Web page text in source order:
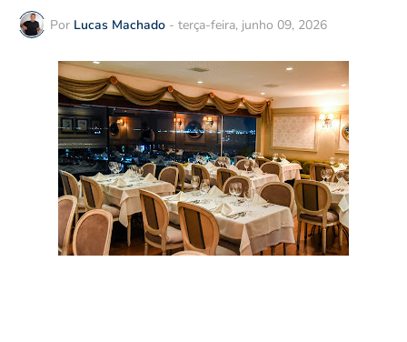
Por Lucas Machado - terça-feira, junho 09, 2026